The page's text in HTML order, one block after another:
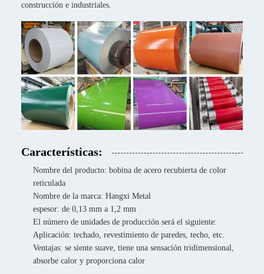
construcción e industriales.
Características:
Nombre del producto: bobina de acero recubierta de color
reticulada
Nombre de la marca: Hangxi Metal
espesor: de 0,13 mm a 1,2 mm
El número de unidades de producción será el siguiente:
Aplicación: techado, revestimiento de paredes, techo, etc.
Ventajas: se siente suave, tiene una sensación tridimensional,
absorbe calor y proporciona calor